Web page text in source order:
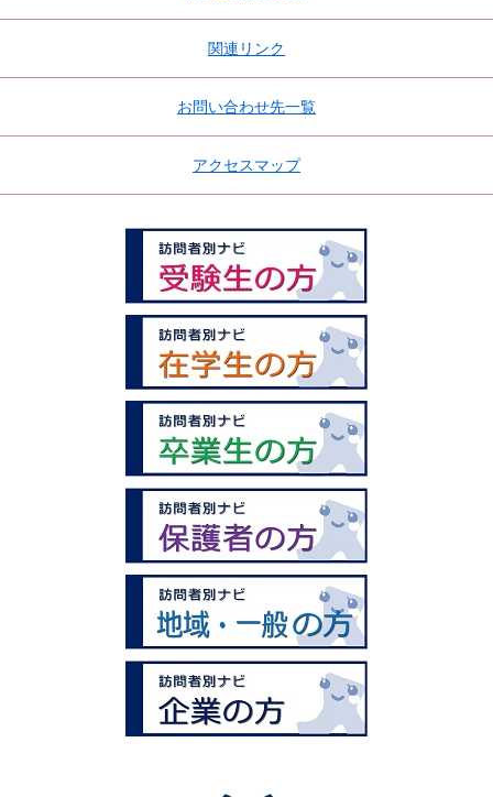
関連リンク
お問い合わせ先一覧
アクセスマップ